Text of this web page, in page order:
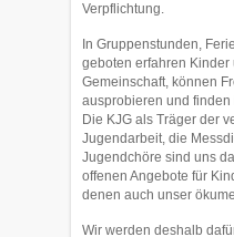
Verpflichtung.
In Gruppenstunden,
geboten erfahren Kinder
Gemeinschaft, können
ausprobieren und
Die KJG als Träger der
Jugendarbeit, die
Jugendchöre sind uns
offenen Angebote für
denen auch unser
Wir werden deshalb